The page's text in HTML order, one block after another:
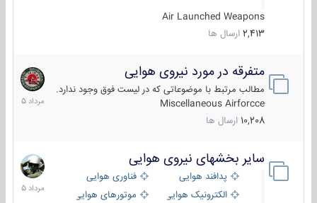
Air Launched Weapons
2,413 ارسال ها
متفرقه در مورد نیروی هوایی
مطالب مرتبط با موضوعاتی که در لیست فوق وجود ندارد.
Miscellaneous Airforcce
10,208 ارسال ها
7
مرداد
1405
سایر بخشهای نیروی هوایی
پدافند هوایی
فناوری هوایی
الکترونیک هوایی
موتورهای هوایی
2
مرداد
1405